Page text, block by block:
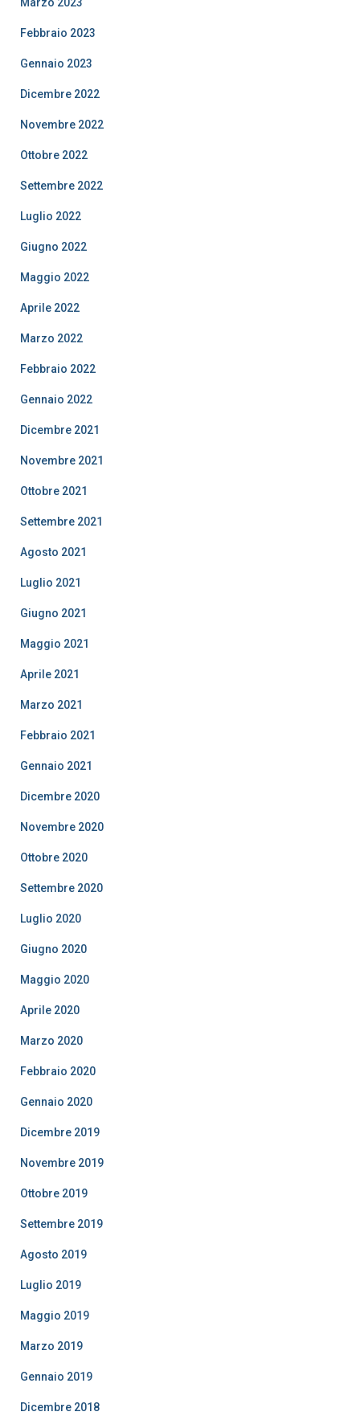
Febbraio 2023
Gennaio 2023
Dicembre 2022
Novembre 2022
Ottobre 2022
Settembre 2022
Luglio 2022
Giugno 2022
Maggio 2022
Aprile 2022
Marzo 2022
Febbraio 2022
Gennaio 2022
Dicembre 2021
Novembre 2021
Ottobre 2021
Settembre 2021
Agosto 2021
Luglio 2021
Giugno 2021
Maggio 2021
Aprile 2021
Marzo 2021
Febbraio 2021
Gennaio 2021
Dicembre 2020
Novembre 2020
Ottobre 2020
Settembre 2020
Luglio 2020
Giugno 2020
Maggio 2020
Aprile 2020
Marzo 2020
Febbraio 2020
Gennaio 2020
Dicembre 2019
Novembre 2019
Ottobre 2019
Settembre 2019
Agosto 2019
Luglio 2019
Maggio 2019
Marzo 2019
Gennaio 2019
Dicembre 2018